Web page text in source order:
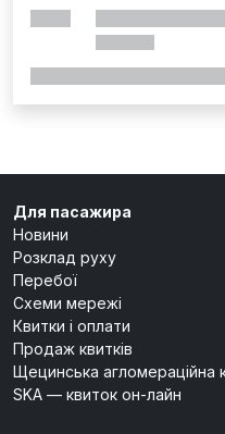
Для пасажира
Новини
Розклад руху
Перебої
Схеми мережі
Квитки і оплати
Продаж квитків
Щецинська агломераційна
SKA — квиток он-лайн